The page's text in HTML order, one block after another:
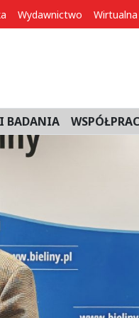
Wydawnictwo
BADANIA